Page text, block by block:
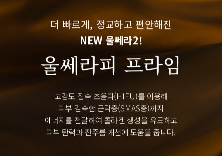
더 빠르게, 정교하고 편안해진
NEW 울쎄라2!
울쎄라피 프라임
고강도 집속 초음파(HIFU)를 이용해
피부 깊숙한 근막층(SMAS층)까지
에너지를 전달하여 콜라겐 생성을 유도하고
피부 탄력과 잔주름 개선에 도움을 줍니다.